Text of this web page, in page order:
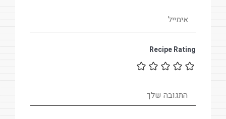
Recipe Rating